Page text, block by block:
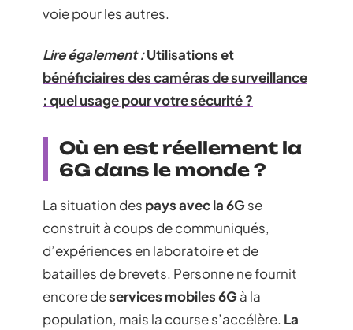
voie pour les autres.
Lire également :Utilisations et
bénéficiaires des caméras de surveillance
: quel usage pour votre sécurité ?
Où en est réellement la
6G dans le monde ?
La situation des pays avec la 6Gse
construit à coups de communiqués,
d’expériences en laboratoire et de
batailles de brevets. Personne ne fournit
encore deservices mobiles 6Gà la
population, mais la course s’accélère. La